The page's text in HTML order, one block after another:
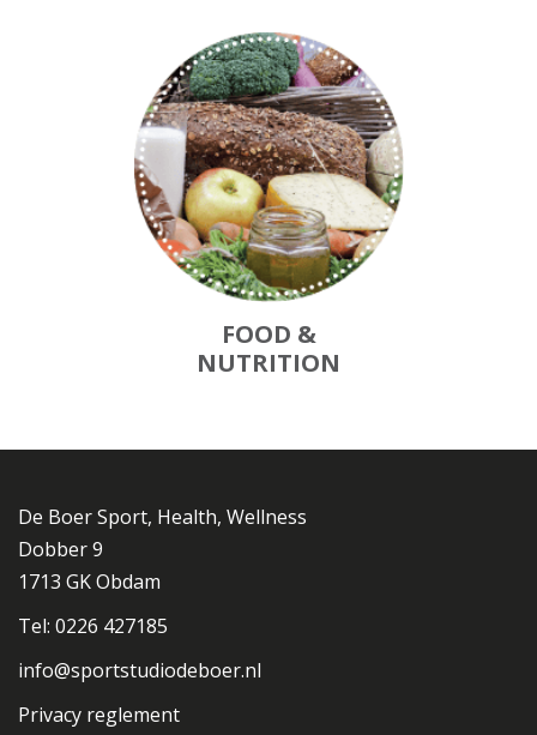
FOOD &
NUTRITION
De Boer Sport, Health, Wellness
Dobber 9
1713 GK Obdam
Tel: 0226 427185
info@sportstudiodeboer.nl
Privacy reglement